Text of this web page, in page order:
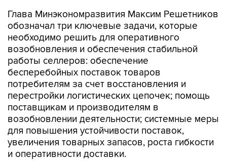
Глава Минэкономразвития Максим Решетников
обозначал три ключевые задачи, которые
необходимо решить для оперативного
возобновления и обеспечения стабильной
работы селлеров: обеспечение
бесперебойных поставок товаров
потребителям за счет восстановления и
перестройки логистических цепочек; помощь
поставщикам и производителям в
возобновлении деятельности; системные меры
для повышения устойчивости поставок,
увеличения товарных запасов, роста гибкости
и оперативности доставки.